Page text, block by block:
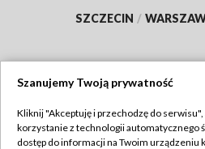
SZCZECIN /
TVP
Szanujemy Twoją prywatność
Kliknij "Akceptuję i przechodzę do serwisu",
korzystanie z technologii automatycznego
dostęp do informacji na Twoim urządzeniu